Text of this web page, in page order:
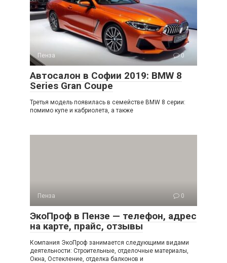
Пенза 0
Автосалон в Софии 2019: BMW 8
Series Gran Coupe
Третья модель появилась в семействе BMW 8 серии:
помимо купе и кабриолета, а также
Пенза 0
ЭкоПроф в Пензе — телефон, адрес
на карте, прайс, отзывы
Компания ЭкоПроф занимается следующими видами
деятельности: Строительные, отделочные материалы,
Окна, Остекление, отделка балконов и